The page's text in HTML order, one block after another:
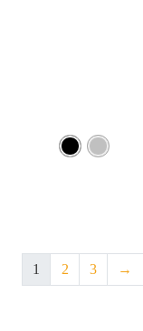
1 2 3 →